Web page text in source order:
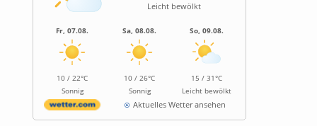
Leicht bewölkt
Fr, 07.08.
10 / 22°C
Sonnig
Sa, 08.08.
10 / 26°C
Sonnig
So, 09.08.
15 / 31°C
Leicht bewölkt
Aktuelles Wetter ansehen